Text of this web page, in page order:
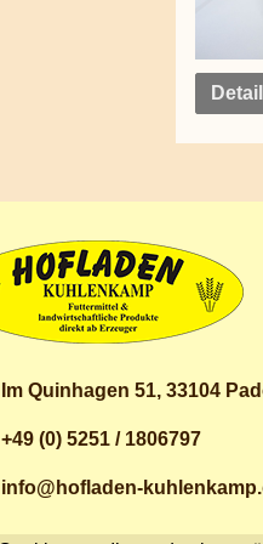
Im Quinhagen 51, 33104
+49 (0) 5251 / 1806797
info@hofladen-